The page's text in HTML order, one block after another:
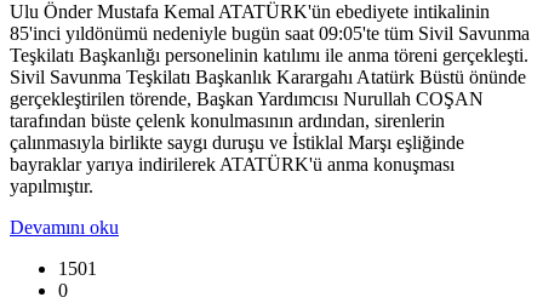
Ulu Önder Mustafa Kemal ATATÜRK'ün ebediyete intikalinin
85'inci yıldönümü nedeniyle bugün saat 09:05'te tüm Sivil Savunma
Teşkilatı Başkanlığı personelinin katılımı ile anma töreni gerçekleşti.
Sivil Savunma Teşkilatı Başkanlık Karargahı Atatürk Büstü önünde
gerçekleştirilen törende, Başkan Yardımcısı Nurullah COŞAN
tarafından büste çelenk konulmasının ardından, sirenlerin
çalınmasıyla birlikte saygı duruşu ve İstiklal Marşı eşliğinde
bayraklar yarıya indirilerek ATATÜRK'ü anma konuşması
yapılmıştır.
Devamını oku
1501
0